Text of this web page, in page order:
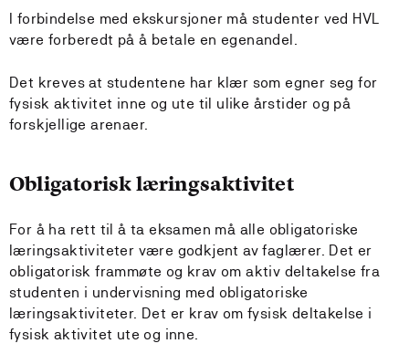
I forbindelse med ekskursjoner må studenter ved HVL
være forberedt på å betale en egenandel.
Det kreves at studentene har klær som egner seg for
fysisk aktivitet inne og ute til ulike årstider og på
forskjellige arenaer.
Obligatorisk læringsaktivitet
For å ha rett til å ta eksamen må alle obligatoriske
læringsaktiviteter være godkjent av faglærer. Det er
obligatorisk frammøte og krav om aktiv deltakelse fra
studenten i undervisning med obligatoriske
læringsaktiviteter. Det er krav om fysisk deltakelse i
fysisk aktivitet ute og inne.